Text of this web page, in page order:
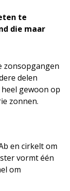
te
die maar
zonsopgangen
delen
gewoon op
zonnen.
en cirkelt om
vormt één
om